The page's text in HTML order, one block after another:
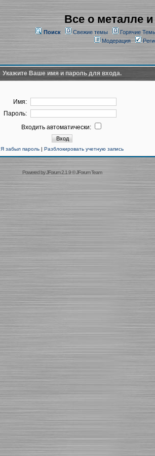
Все о металле и
Поиск Свежие темы Горячие
Модерация
Укажите Ваше имя и пароль для входа.
Имя:
Пароль:
Входить автоматически:
Я забыл пароль| Разблокировать учетную запись
Powered byJForum 2.1.9©JForum Team